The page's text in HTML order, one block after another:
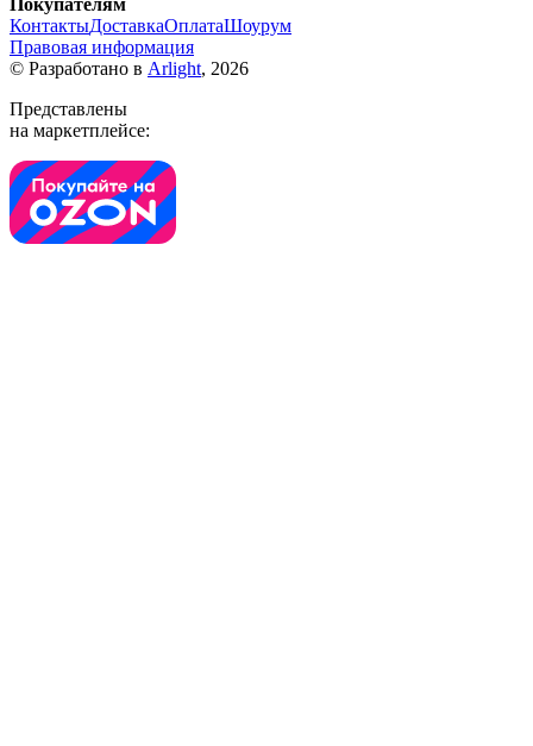
КонтактыДоставкаОплатаШоурум
Правовая информация
© Разработано в Arlight, 2026
Представлены
на маркетплейсе: